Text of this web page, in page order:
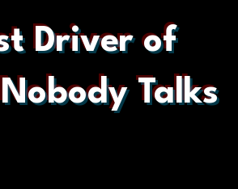
Driver of
Talks